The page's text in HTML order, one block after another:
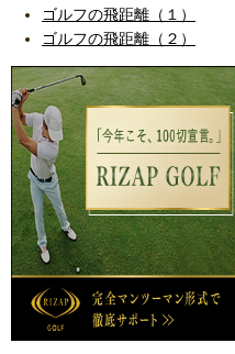
ゴルフの飛距離（１）
ゴルフの飛距離（２）